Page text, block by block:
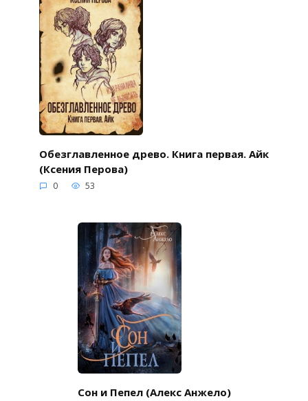
Обезглавленное древо. Книга первая. Айк
(Ксения Перова)
0 53
Сон и Пепел (Алекс Анжело)